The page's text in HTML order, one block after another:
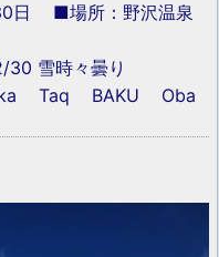
日 ■場所：野沢温泉
雪時々曇り
Taq BAKU Oba